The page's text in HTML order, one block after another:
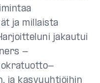
ja millaista
jakautui
-
ja kasvuyhtiöihin